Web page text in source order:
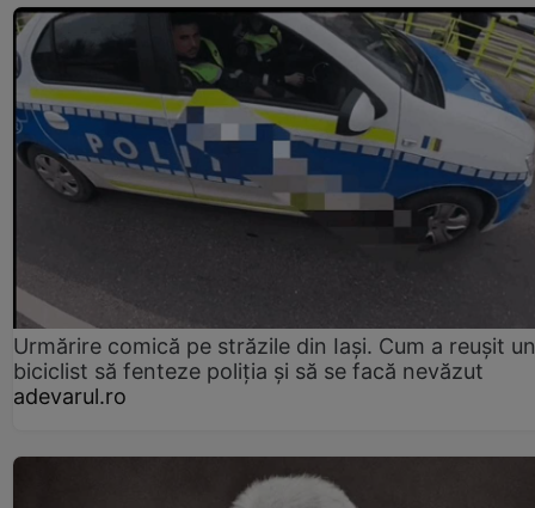
Urmărire comică pe străzile din Iași. Cum a reușit un
biciclist să fenteze poliția și să se facă nevăzut
adevarul.ro